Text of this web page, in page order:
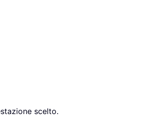
scelto.